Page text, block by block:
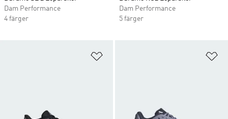
Dam Performance
4 färger
Dam Performance
5 färger